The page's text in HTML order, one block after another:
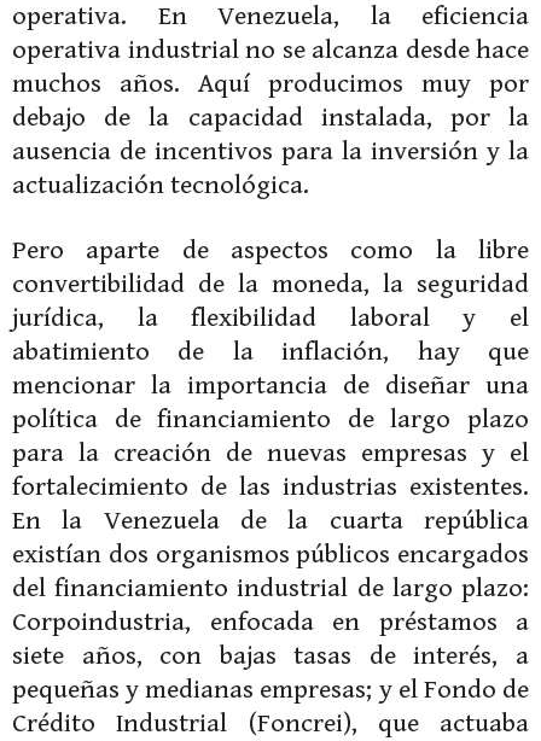
operativa. En Venezuela, la eficiencia
operativa industrial no se alcanza desde hace
muchos años. Aquí producimos muy por
debajo de la capacidad instalada, por la
ausencia de incentivos para la inversión y la
actualización tecnológica.
Pero aparte de aspectos como la libre
convertibilidad de la moneda, la seguridad
jurídica, la flexibilidad laboral y el
abatimiento de la inflación, hay que
mencionar la importancia de diseñar una
política de financiamiento de largo plazo
para la creación de nuevas empresas y el
fortalecimiento de las industrias existentes.
En la Venezuela de la cuarta república
existían dos organismos públicos encargados
del financiamiento industrial de largo plazo:
Corpoindustria, enfocada en préstamos a
siete años, con bajas tasas de interés, a
pequeñas y medianas empresas; y el Fondo de
Crédito Industrial (Foncrei), que actuaba